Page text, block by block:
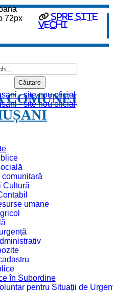
spre site
vechi
COMUNEI
comunitară
Cultură
umane
în Subordine
pentru Situații de